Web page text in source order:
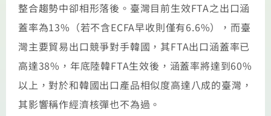
整合趨勢中卻相形落後。臺灣目前生效FTA之出口涵
蓋率為13%（若不含ECFA早收則僅有6.6%），而臺
灣主要貿易出口競爭對手韓國，其FTA出口涵蓋率已
高達38%，年底陸韓FTA生效後，涵蓋率將達到60%
以上，對於和韓國出口產品相似度高達八成的臺灣，
其影響稱作經濟核彈也不為過。